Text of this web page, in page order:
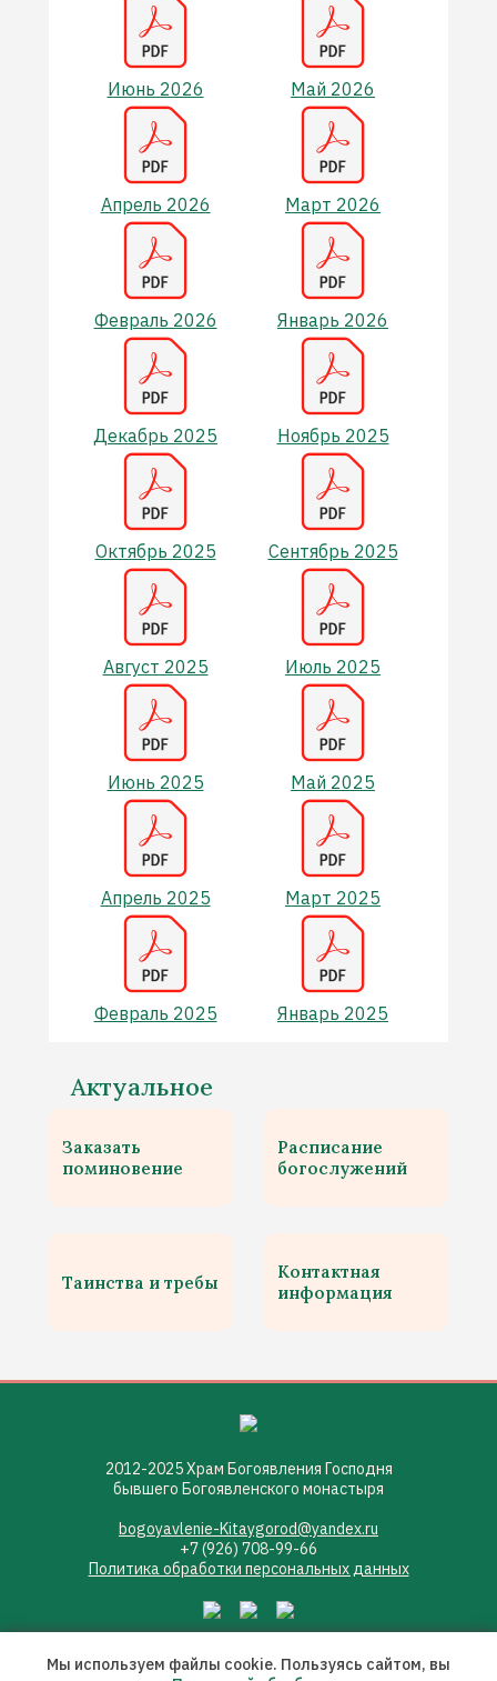
Июнь 2026 Май 2026
Апрель 2026 Март 2026
Февраль 2026 Январь 2026
Декабрь 2025 Ноябрь 2025
Октябрь 2025 Сентябрь 2025
Август 2025 Июль 2025
Июнь 2025 Май 2025
Апрель 2025 Март 2025
Февраль 2025 Январь 2025
Актуальное
Заказать
поминовение
Расписание
богослужений
Таинства и требы
Контактная
информация
2012-2025 Храм Богоявления Господня
бывшего Богоявленского монастыря
bogoyavlenie-Kitaygorod@yandex.ru
+7 (926) 708-99-66
Политика обработки персональных данных
Мы используем файлы cookie. Пользуясь сайтом, вы